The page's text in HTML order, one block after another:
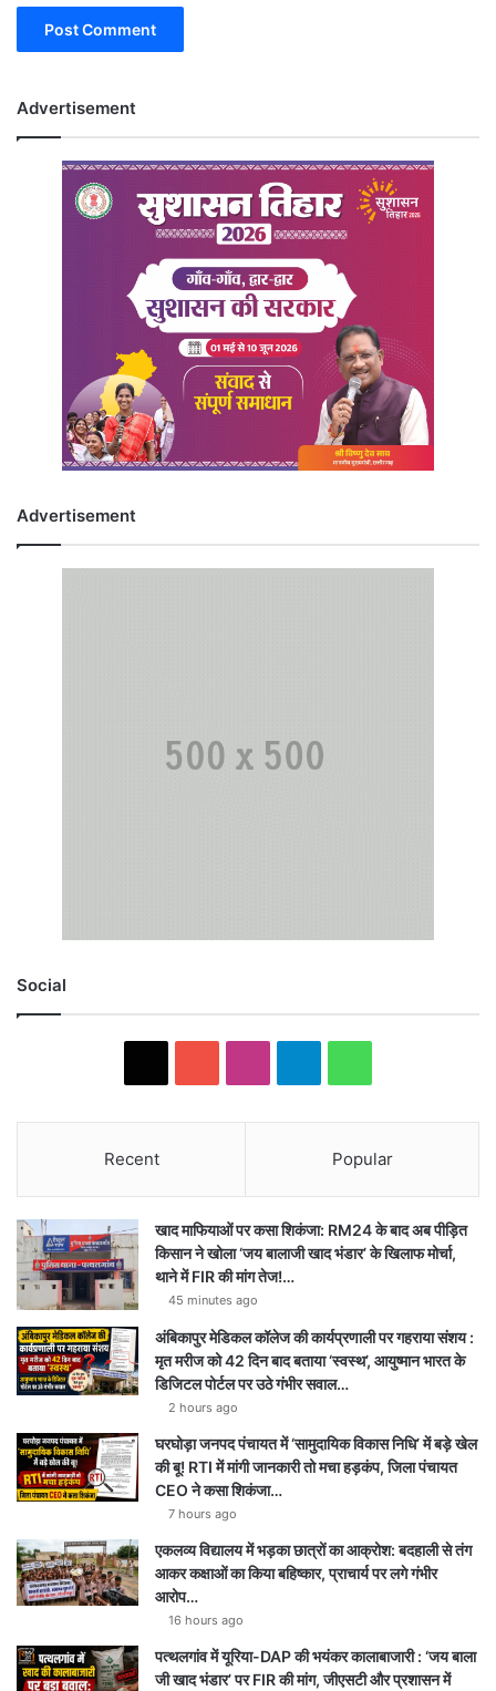
Advertisement
Advertisement
Social
Recent Popular
खाद माफियाओं पर कसा शिकंजा: RM24 के बाद अब पीड़ित
किसान ने खोला ‘जय बालाजी खाद भंडार’ के खिलाफ मोर्चा,
थाने में FIR की मांग तेज!…
45 minutes ago
अंबिकापुर मेडिकल कॉलेज की कार्यप्रणाली पर गहराया संशय :
मृत मरीज को 42 दिन बाद बताया ‘स्वस्थ’, आयुष्मान भारत के
डिजिटल पोर्टल पर उठे गंभीर सवाल…
2 hours ago
घरघोड़ा जनपद पंचायत में ‘सामुदायिक विकास निधि’ में बड़े खेल
की बू! RTI में मांगी जानकारी तो मचा हड़कंप, जिला पंचायत
CEO ने कसा शिकंजा…
7 hours ago
एकलव्य विद्यालय में भड़का छात्रों का आक्रोश: बदहाली से तंग
आकर कक्षाओं का किया बहिष्कार, प्राचार्य पर लगे गंभीर
आरोप…
16 hours ago
पत्थलगांव में यूरिया-DAP की भयंकर कालाबाजारी : ‘जय बाला
जी खाद भंडार’ पर FIR की मांग, जीएसटी और प्रशासन में